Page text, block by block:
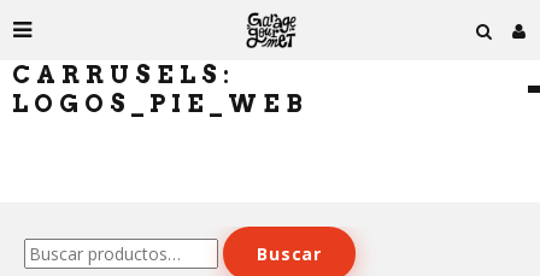
CARRUSELS:
LOGOS_PIE_WEB
Buscar
por:
Buscar